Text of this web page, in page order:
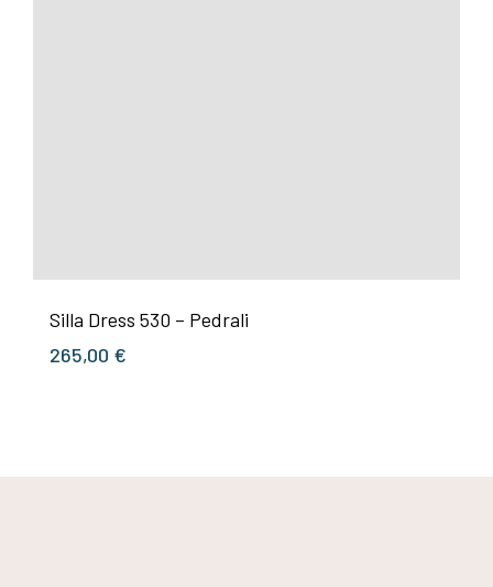
Silla Dress 530 – Pedrali
265,00 €